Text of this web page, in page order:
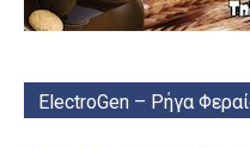
ElectroGen – Ρήγα